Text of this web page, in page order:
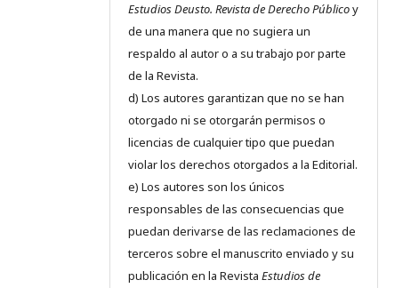
Estudios Deusto. Revista de Derecho Públicoy
de una manera que no sugiera un
respaldo al autor o a su trabajo por parte
de la Revista.
d) Los autores garantizan que no se han
otorgado ni se otorgarán permisos o
licencias de cualquier tipo que puedan
violar los derechos otorgados a la Editorial.
e) Los autores son los únicos
responsables de las consecuencias que
puedan derivarse de las reclamaciones de
terceros sobre el manuscrito enviado y su
publicación en la Revista Estudios de